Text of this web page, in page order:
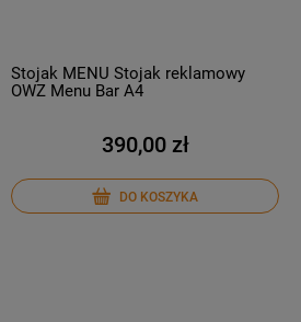
Stojak MENU Stojak reklamowy
OWZ Menu Bar A4
390,00 zł
DO KOSZYKA